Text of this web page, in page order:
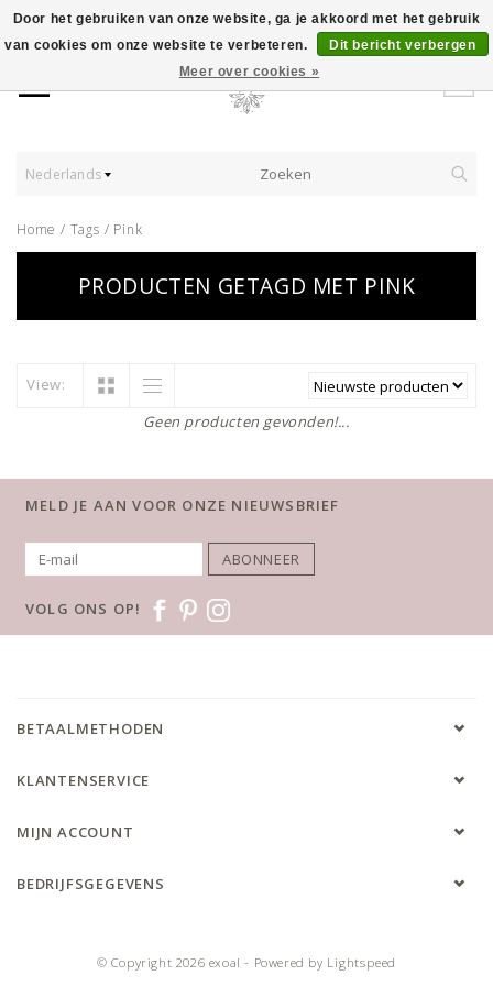
Nederlands
Home / Tags / Pink
PRODUCTEN GETAGD MET PINK
View:
Geen producten gevonden!...
Door het gebruiken van onze website, ga je akkoord met het gebruik
van cookies om onze website te verbeteren.
Dit bericht verbergen
Meer over cookies »
MELD JE AAN VOOR ONZE NIEUWSBRIEF
ABONNEER
VOLG ONS OP!
BETAALMETHODEN
KLANTENSERVICE
MIJN ACCOUNT
BEDRIJFSGEGEVENS
© Copyright 2026 exoal - Powered by Lightspeed